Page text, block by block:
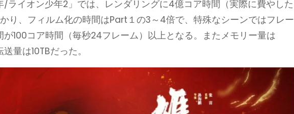
ライオン少年2」では、レンダリングに4億コア時間（実際に費やした
り、フィルム化の時間はPart１の3～4倍で、特殊なシーンではフレー
100コア時間（毎秒24フレーム）以上となる。またメモリー量は
量は10TBだった。